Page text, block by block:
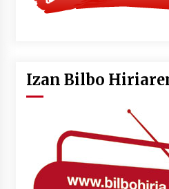
Izan Bilbo